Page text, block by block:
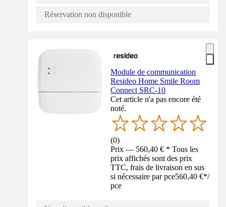
Réservation non disponible
Module de communication
Resideo Home Smile Room
Connect SRC-10
Cet article n'a pas encore été
noté.
(0)
Prix — 560,40 € * Tous les
prix affichés sont des prix
TTC, frais de livraison en sus
si nécessaire par pce560,40 €*/
pce